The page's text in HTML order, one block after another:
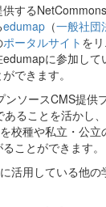
する
edumap （一般社
ポータルサイト を
に参加して
できます。
ソースCMS提供
ることを活かし
校種や私立・公立
ことができます。
活用している他の